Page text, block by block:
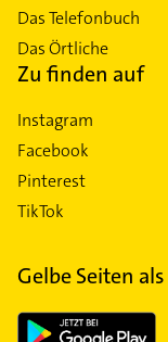
Das Telefonbuch
Das Örtliche
Zu finden auf
Instagram
Facebook
Pinterest
TikTok
Gelbe Seiten